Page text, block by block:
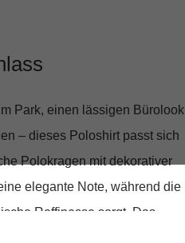
Park, einen lässigen Bürolook
– dieses Poloshirt passt sich
Polokragen mit dekorativer
elegante Note, während die
Raffinesse sorgt. Das